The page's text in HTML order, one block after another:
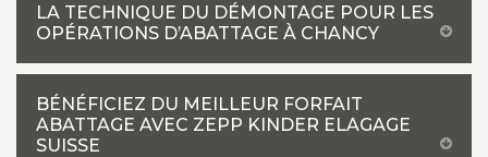
LA TECHNIQUE DU DÉMONTAGE POUR LES
OPÉRATIONS D’ABATTAGE À CHANCY
BÉNÉFICIEZ DU MEILLEUR FORFAIT
ABATTAGE AVEC ZEPP KINDER ELAGAGE
SUISSE